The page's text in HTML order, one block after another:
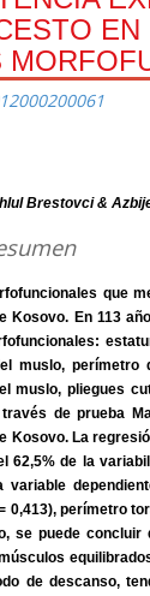
Brestovci &
que
En 113
muslo,
muslo, pliegues
de prueba
Kosovo. La
de la
perímetro
se puede
de descanso,